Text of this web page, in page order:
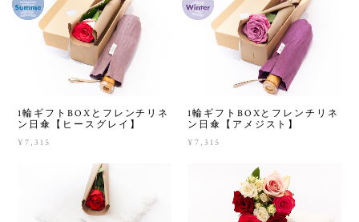
1輪ギフトBOXとフレンチリネ
ン日傘【ヒースグレイ】
¥7,315
1輪ギフトBOXとフレンチリネ
ン日傘【アメジスト】
¥7,315